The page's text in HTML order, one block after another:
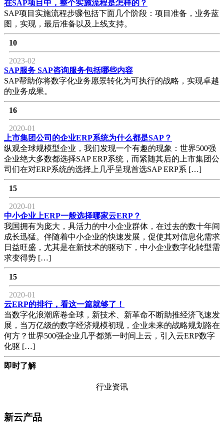
在SAP项目中，整个实施流程是怎样的？
SAP项目实施流程步骤包括下面几个阶段：项目准备，业务蓝
图，实现，最后准备以及上线支持。
10
2023-02
SAP服务 SAP咨询服务包括哪些内容
SAP帮助你将数字化业务愿景转化为可执行的战略，实现卓越
的业务成果。
16
2020-01
上市集团公司的企业ERP系统为什么都是SAP？
纵观全球规模型企业，我们发现一个有趣的现象：世界500强
企业绝大多数都选择SAP ERP系统，而紧随其后的上市集团公
司们在对ERP系统的选择上几乎呈现首选SAP ERP系 […]
15
2020-01
中小企业上ERP一般选择哪家云ERP？
我国拥有为庞大，具活力的中小企业群体，在过去的数十年间
成长迅猛。伴随着中小企业的快速发展，促使其对信息化需求
日益旺盛，尤其是在新技术的驱动下，中小企业数字化转型需
求变得势 […]
15
2020-01
云ERP的排行，看这一篇就够了！
当数字化浪潮席卷全球，新技术、新革命不断助推经济飞速发
展，当万亿级的数字经济规模初现，企业未来的战略规划路在
何方？世界500强企业几乎都第一时间上云，引入云ERP数字
化驱 […]
即时了解
行业资讯
新云产品